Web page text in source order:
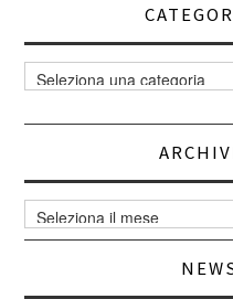
Categorie
articoli
Archivi
articoli